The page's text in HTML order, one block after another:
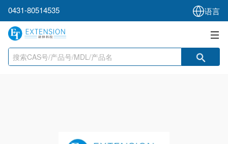
0431-80514535 语言